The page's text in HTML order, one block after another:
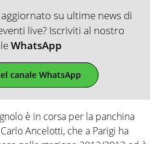
su ultime news di
live? Iscriviti al nostro
WhatsApp
canale WhatsApp
è in corsa per la panchina
Ancelotti, che a Parigi ha